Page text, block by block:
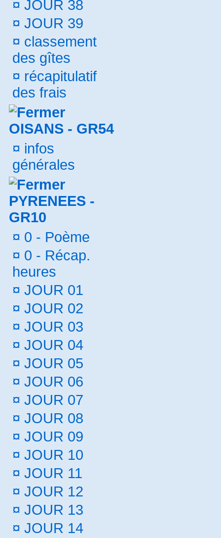
¤ JOUR 38
¤ JOUR 39
¤ classement
des gîtes
¤ récapitulatif
des frais
OISANS - GR54
¤ infos
générales
PYRENEES -
GR10
¤ 0 - Poème
¤ 0 - Récap.
heures
¤ JOUR 01
¤ JOUR 02
¤ JOUR 03
¤ JOUR 04
¤ JOUR 05
¤ JOUR 06
¤ JOUR 07
¤ JOUR 08
¤ JOUR 09
¤ JOUR 10
¤ JOUR 11
¤ JOUR 12
¤ JOUR 13
¤ JOUR 14